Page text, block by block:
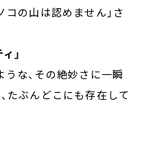
の山は認めません」さ
」
うな、その絶妙さに一瞬
たぶんどこにも存在して